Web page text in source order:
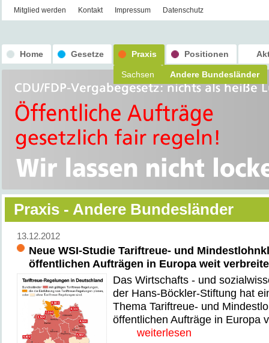
Mitglied werden Kontakt Impressum Datenschutz
Home Gesetze Praxis
Sachsen Andere Bundesländer
Positionen
Praxis - Andere Bundesländer
13.12.2012
Neue WSI-Studie Tariftreue- und
öffentlichen Aufträgen in Europa weit
Das Wirtschafts - und
der Hans-Böckler-Stiftung hat
Thema Tariftreue- und
öffentlichen Aufträge in Europa
weiterlesen